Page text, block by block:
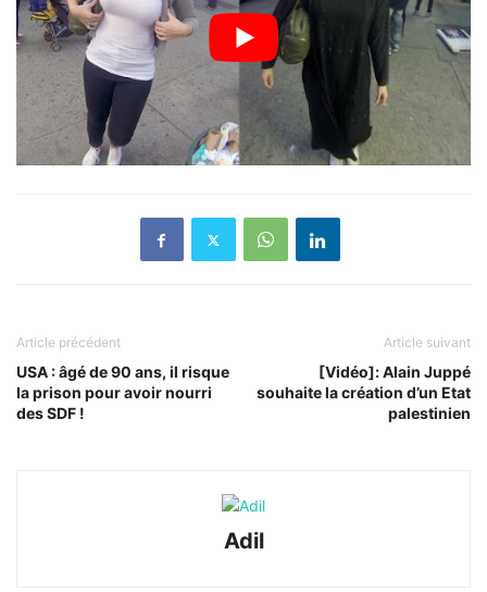
Article précédent
USA : âgé de 90 ans, il risque
la prison pour avoir nourri
des SDF !
Article suivant
[Vidéo]: Alain Juppé
souhaite la création d’un Etat
palestinien
Adil